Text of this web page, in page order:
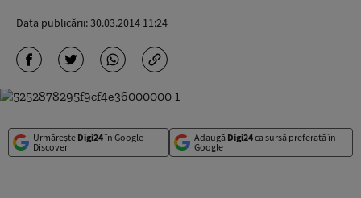
Data publicării:30.03.2014 11:24
Urmărește Digi24în Google
Discover
Adaugă Digi24ca sursă preferată în
Google